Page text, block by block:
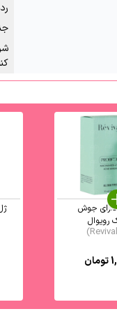
جوش
رویوال
تومان